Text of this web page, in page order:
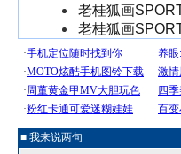
老桂狐画
老桂狐画
■ 我来说两句